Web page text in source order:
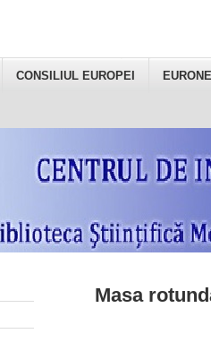
CONSILIUL EUROPEI
Masa